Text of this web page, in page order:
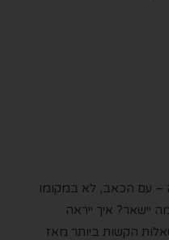
– עם הכאב, לא במקומו
יישאר? איך ייראה
הקשות ביותר מאז